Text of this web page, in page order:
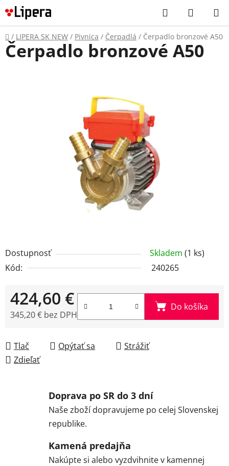
Prejsť
na
obsah
Hľadať
KOŠÍK
Domov
/ LIPERA SK NEW / Pivnica / Čerpadlá / Čerpadlo bronzové A50
Dostupnosť Skladem (1 ks)
Kód:
240265
424,60 €
345,20 € bez DPH
Do košíka
Tlač Opýtať sa
Strážiť
Zdieľať
Čerpadlo bronzové A50
Doprava po SR do 3 dní
Naše zboží dopravujeme po celej Slovenskej
republike.
Kamená predajňa
Nakúpte si alebo vyzdvihnite v kamennej